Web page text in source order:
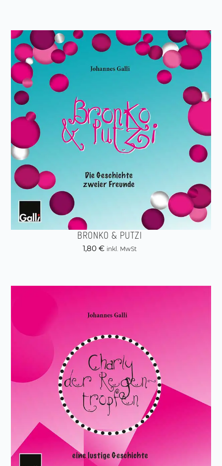
BRONKO & PUTZI
1,80 € inkl. MwSt